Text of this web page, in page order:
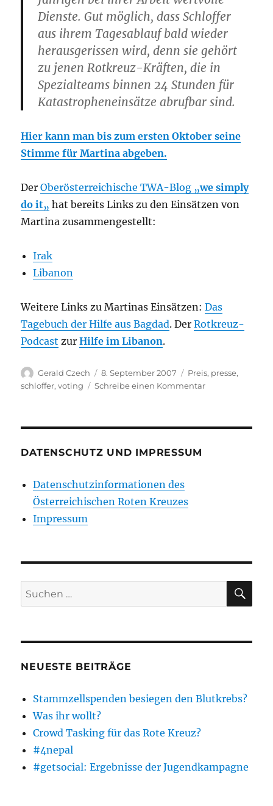
Dienste. Gut möglich, dass Schloffer
aus ihrem Tagesablauf bald wieder
herausgerissen wird, denn sie gehört
zu jenen Rotkreuz-Kräften, die in
Spezialteams binnen 24 Stunden für
Katastropheneinsätze abrufbar sind.
Hier kann man bis zum ersten Oktober seine
Stimme für Martina abgeben.
DerOberösterreichische TWA-Blog „we simply
do it„ hat bereits Links zu den Einsätzen von
Martina zusammengestellt:
Irak
Libanon
Weitere Links zu Martinas Einsätzen:Das
Tagebuch der Hilfe aus Bagdad. DerRotkreuz-
Podcast zurHilfe im Libanon.
Autor
Gerald Czech
Veröffentlicht
am
8. September 2007 Kategorien
Preis, presse,
schloffer,voting Schreibe einen Kommentarzu
DATENSCHUTZ UND IMPRESSUM
Datenschutzinformationen des
Österreichischen Roten Kreuzes
Impressum
Suchen
nach:
NEUESTE BEITRÄGE
Stammzellspenden besiegen den Blutkrebs?
Was ihr wollt?
Crowd Tasking für das Rote Kreuz?
#4nepal
#getsocial: Ergebnisse der Jugendkampagne